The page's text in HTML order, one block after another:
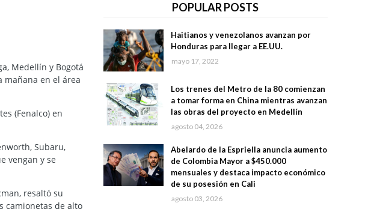
Medellín y Bogotá
mañana en el área
(Fenalco) en
Subaru,
vengan y se
resaltó su
camionetas de alto
POPULAR POSTS
Haitianos y venezolanos avanzan por
Honduras para llegar a EE.UU.
mayo 17, 2022
Los trenes del Metro de la 80 comienzan
a tomar forma en China mientras avanzan
las obras del proyecto en Medellín
agosto 04, 2026
Abelardo de la Espriella anuncia aumento
de Colombia Mayor a $450.000
mensuales y destaca impacto económico
de su posesión en Cali
agosto 03, 2026